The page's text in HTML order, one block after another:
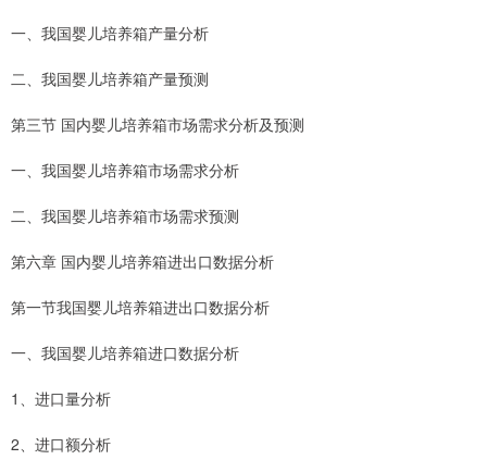
一、我国婴儿培养箱产量分析
二、我国婴儿培养箱产量预测
第三节 国内婴儿培养箱市场需求分析及预测
一、我国婴儿培养箱市场需求分析
二、我国婴儿培养箱市场需求预测
第六章 国内婴儿培养箱进出口数据分析
第一节我国婴儿培养箱进出口数据分析
一、我国婴儿培养箱进口数据分析
1、进口量分析
2、进口额分析